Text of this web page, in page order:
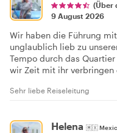
(Über
9 August 2026
Wir haben die Führung
unglaublich lieb zu
Tempo durch das
wir Zeit mit ihr verbringen
Sehr liebe Reiseleitung
Helena 🇲🇽